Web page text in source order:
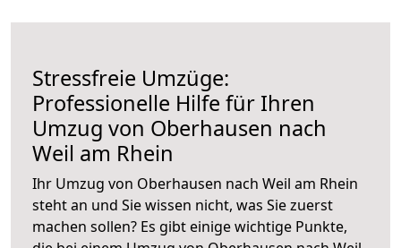
Stressfreie Umzüge:
Professionelle Hilfe für Ihren
Umzug von Oberhausen nach
Weil am Rhein
Ihr Umzug von Oberhausen nach Weil am Rhein
steht an und Sie wissen nicht, was Sie zuerst
machen sollen? Es gibt einige wichtige Punkte,